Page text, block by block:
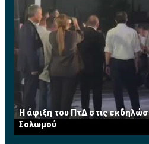
Η άφιξη του ΠτΔ στις
Σολωμού